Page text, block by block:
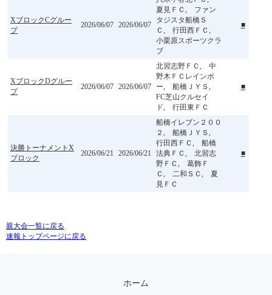
XブロックCグルー
プ
2026/06/07 2026/06/07
夏見ＦＣ, ファン
タジスタ船橋Ｓ
Ｃ, 行田西ＦＣ,
小栗原スポーツクラ
ブ
■
XブロックDグルー
プ
2026/06/07 2026/06/07
北習志野ＦＣ, 中
野木ＦＣレインボ
ー, 船橋ＪＹＳ,
FC芝山クルセイ
ド, 行田東ＦＣ
■
決勝トーナメントX
ブロック
2026/06/21 2026/06/21
船橋イレブン２００
２, 船橋ＪＹＳ,
行田西ＦＣ, 船橋
法典ＦＣ, 北習志
野ＦＣ, 葛飾Ｆ
Ｃ, 二和ＳＣ, 夏
見ＦＣ
■
親大会一覧に戻る
速報トップページに戻る
ホーム